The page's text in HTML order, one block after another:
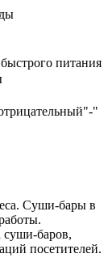
питания
"-"
Суши-бары в
суши-баров,
посетителей.